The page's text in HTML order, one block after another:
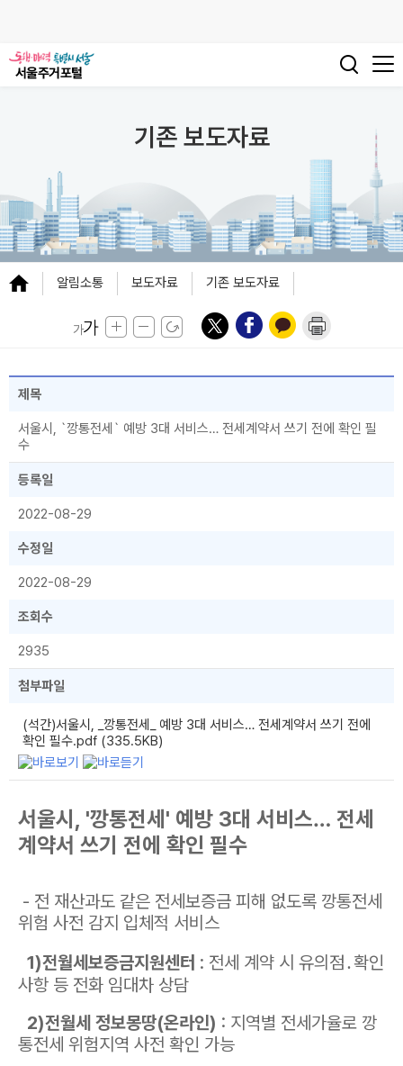
기존 보도자료
알림소통 보도자료 기존 보도자료
제목
서울시, `깡통전세` 예방 3대 서비스… 전세계약서 쓰기 전에 확인 필
수
등록일
2022-08-29
수정일
2022-08-29
조회수
2935
첨부파일
(석간)서울시, _깡통전세_ 예방 3대 서비스… 전세계약서 쓰기 전에
확인 필수.pdf (335.5KB)
서울시, '깡통전세' 예방 3대 서비스… 전세
계약서 쓰기 전에 확인 필수
- 전 재산과도 같은 전세보증금 피해 없도록 깡통전세
위험 사전 감지 입체적 서비스
1)전월세보증금지원센터 : 전세 계약 시 유의점․확인
사항 등 전화 임대차 상담
2)전월세 정보몽땅(온라인) : 지역별 전세가율로 깡
통전세 위험지역 사전 확인 가능